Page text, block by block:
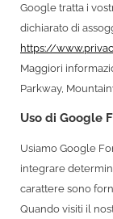
Google tratta i
dichiarato di
https://
Maggiori
Parkway,
Uso di Google
Usiamo Google
integrare
carattere sono
Quando visiti il